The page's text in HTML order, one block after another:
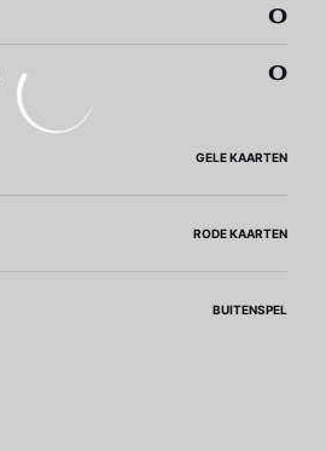
0
0
GELE KAARTEN
RODE KAARTEN
BUITENSPEL